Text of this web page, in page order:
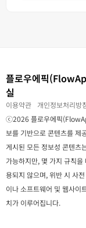
플로우에픽
실
이용약관 개인정보처리방
ⓒ2026 플로우에픽
보를 기반으로 콘텐츠를 제
게시된 모든 정보성 콘텐츠
가능하지만, 몇 가지 규칙
용되지 않으며, 위반 시 사
이나 소프트웨어 및 웹사이
치가 이루어집니다.